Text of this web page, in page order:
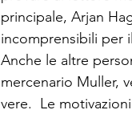
principale, Arjan
incomprensibili per
Anche le altre
mercenario Muller,
vere.  Le